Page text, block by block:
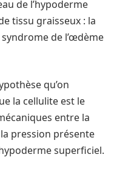
de l’hypoderme
tissu graisseux : la
de l’œdème
qu’on
la cellulite est le
entre la
pression présente
superficiel.